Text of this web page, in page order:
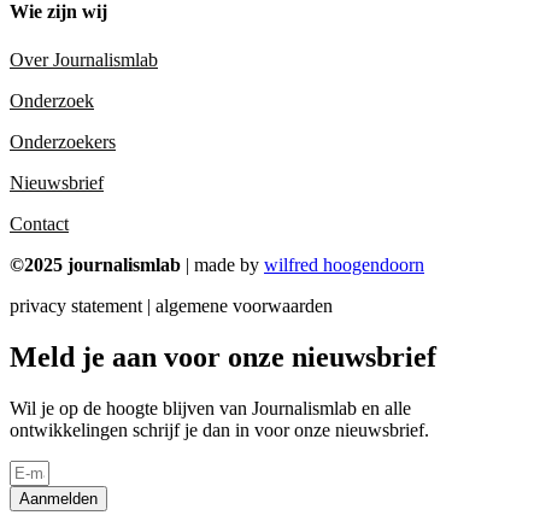
Wie zijn wij
Over Journalismlab
Onderzoek
Onderzoekers
Nieuwsbrief
Contact
©2025 journalismlab | made by wilfred hoogendoorn
privacy statement | algemene voorwaarden
Meld je aan voor onze nieuwsbrief
Wil je op de hoogte blijven van Journalismlab en alle
ontwikkelingen schrijf je dan in voor onze nieuwsbrief.
Aanmelden